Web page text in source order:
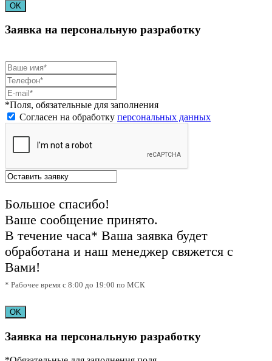
OK
Заявка на персональную разработку
*Поля, обязательные для заполнения
Согласен на обработку персональных данных
Большое спасибо!
Ваше сообщение принято.
В течение часа* Ваша заявка будет
обработана и наш менеджер свяжется с
Вами!
* Рабочее время с 8:00 до 19:00 по МСК
OK
Заявка на персональную разработку